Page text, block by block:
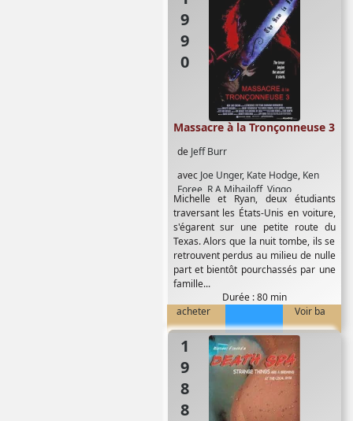
1990
de Jeff Burr
avec Joe Unger, Kate Hodge, Ken
Foree, R A Mihailoff, Viggo
Mortensen, William Butler
Massacre à la Tronçonneuse 3
Michelle et Ryan, deux étudiants
traversant les États-Unis en voiture,
s'égarent sur une petite route du
Texas. Alors que la nuit tombe, ils se
retrouvent perdus au milieu de nulle
part et bientôt pourchassés par une
famille...
Durée : 80 min
acheter
Voir ba
1988